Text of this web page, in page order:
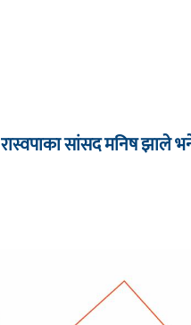
रास्वपाका सांसद मनिष झाले